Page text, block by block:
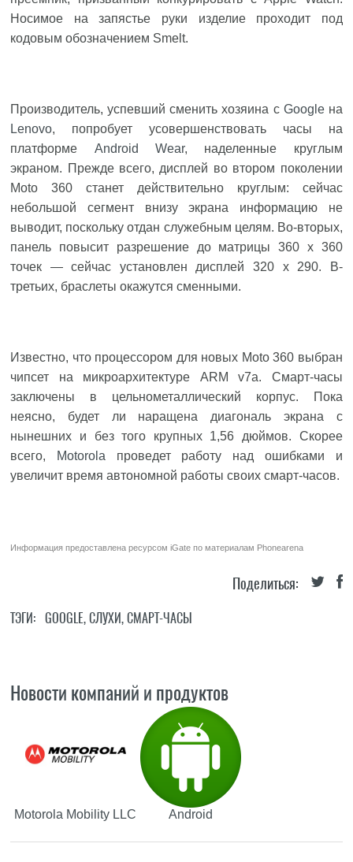
Носимое на запястье руки изделие проходит под
кодовым обозначением Smelt.
Производитель, успевший сменить хозяина с Googleна
Lenovo, попробует усовершенствовать часы на
платформе Android Wear, наделенные круглым
экраном. Прежде всего, дисплей во втором поколении
Moto 360 станет действительно круглым: сейчас
небольшой сегмент внизу экрана информацию не
выводит, поскольку отдан служебным целям. Во-вторых,
панель повысит разрешение до матрицы 360 x 360
точек — сейчас установлен дисплей 320 x 290. В-
третьих, браслеты окажутся сменными.
Известно, что процессором для новых Moto 360 выбран
чипсет на микроархитектуре ARM v7a. Смарт-часы
заключены в цельнометаллический корпус. Пока
неясно, будет ли наращена диагональ экрана с
нынешних и без того крупных 1,56 дюймов. Скорее
всего,
Motorola проведет работу над ошибками и
увеличит время автономной работы своих смарт-часов.
Информация предоставлена ресурсомiGate по материалам Phonearena
Поделиться:
ТЭГИ: GOOGLE,СЛУХИ,СМАРТ-ЧАСЫ
Новости компаний и продуктов
Motorola Mobility LLC Android